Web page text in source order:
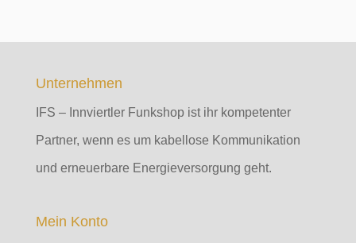
Unternehmen
IFS – Innviertler Funkshop ist ihr kompetenter
Partner, wenn es um kabellose Kommunikation
und erneuerbare Energieversorgung geht.
Mein Konto